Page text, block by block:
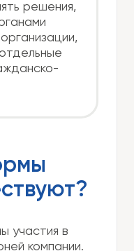
решения,
участия в
компании.